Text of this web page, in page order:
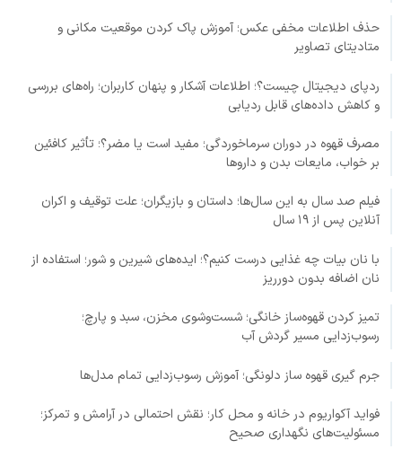
حذف اطلاعات مخفی عکس؛ آموزش پاک کردن موقعیت مکانی و
متادیتای تصاویر
ردپای دیجیتال چیست؟؛ اطلاعات آشکار و پنهان کاربران؛ راه‌های بررسی
و کاهش داده‌های قابل ردیابی
مصرف قهوه در دوران سرماخوردگی؛ مفید است یا مضر؟؛ تأثیر کافئین
بر خواب، مایعات بدن و داروها
فیلم صد سال به این سال‌ها؛ داستان و بازیگران؛ علت توقیف و اکران
آنلاین پس از ۱۹ سال
با نان بیات چه غذایی درست کنیم؟؛ ایده‌های شیرین و شور؛ استفاده از
نان اضافه بدون دورریز
تمیز کردن قهوه‌ساز خانگی؛ شست‌وشوی مخزن، سبد و پارچ؛
رسوب‌زدایی مسیر گردش آب
جرم گیری قهوه ساز دلونگی؛ آموزش رسوب‌زدایی تمام مدل‌ها
فواید آکواریوم در خانه و محل کار؛ نقش احتمالی در آرامش و تمرکز؛
مسئولیت‌های نگهداری صحیح